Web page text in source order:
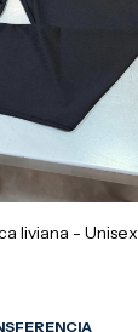
liviana - Unisex